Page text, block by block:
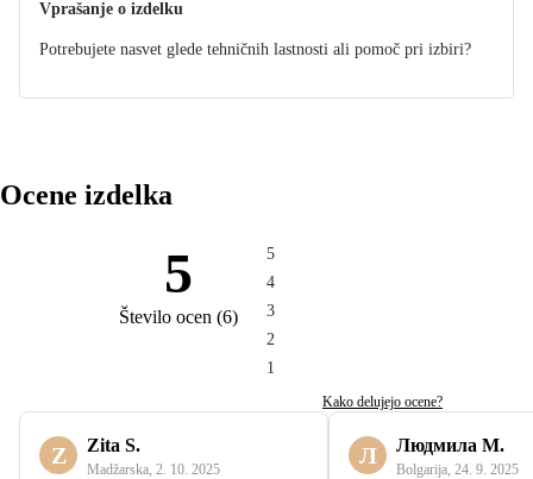
Vprašanje o izdelku
Potrebujete nasvet glede tehničnih lastnosti ali pomoč pri izbiri?
Ocene izdelka
5
Število ocen (6)
5
4
3
2
1
Kako delujejo ocene?
Z Zita S.
Madžarska 2. 10. 2025
Л Людмила М.
Bolgarija 24. 9. 2025